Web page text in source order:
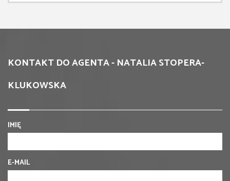
KONTAKT DO AGENTA - NATALIA STOPERA-
KLUKOWSKA
IMIĘ
E-MAIL